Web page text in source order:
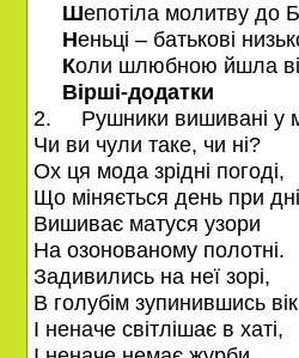
Шепотіла молитву до
Неньці – батькові
Коли шлюбною йшла
Вірші-додатки
2. Рушники вишивані у
Чи ви чули таке, чи ні?
Ох ця мода зрідні погоді,
Що міняється день при
Вишиває матуся узори
На озонованому полотні.
Задивились на неї зорі,
В голубім зупинившись
І неначе світлішає в хаті,